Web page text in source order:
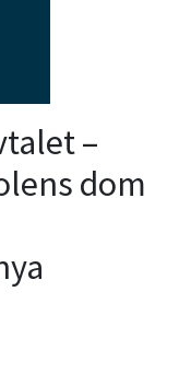
–
dom